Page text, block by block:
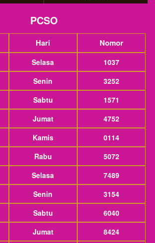
PCSO
Hari Nomor
Selasa
1037
Senin
3252
Sabtu
1571
Jumat
4752
Kamis
0114
Rabu
5072
Selasa
7489
Senin
3154
Sabtu
6040
Jumat 8424